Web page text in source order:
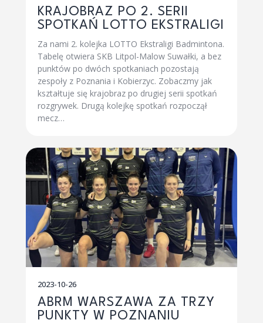
KRAJOBRAZ PO 2. SERII
SPOTKAŃ LOTTO EKSTRALIGI
Za nami 2. kolejka LOTTO Ekstraligi Badmintona.
Tabelę otwiera SKB Litpol-Malow Suwałki, a bez
punktów po dwóch spotkaniach pozostają
zespoły z Poznania i Kobierzyc. Zobaczmy jak
kształtuje się krajobraz po drugiej serii spotkań
rozgrywek. Drugą kolejkę spotkań rozpoczął
mecz…
2023-10-26
ABRM WARSZAWA ZA TRZY
PUNKTY W POZNANIU